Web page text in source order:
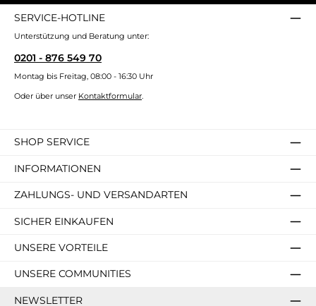
SERVICE-HOTLINE
Unterstützung und Beratung unter:
0201 - 876 549 70
Montag bis Freitag, 08:00 - 16:30 Uhr
Oder über unser Kontaktformular.
SHOP SERVICE
INFORMATIONEN
ZAHLUNGS- UND VERSANDARTEN
SICHER EINKAUFEN
UNSERE VORTEILE
UNSERE COMMUNITIES
NEWSLETTER